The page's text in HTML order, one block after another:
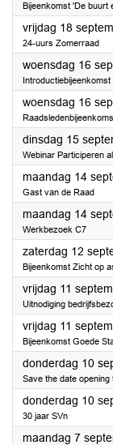
Bijeenkomst 'De buurt
vrijdag 18
24-uurs Zomerraad
woensdag 16
Introductiebijeenkomst
woensdag 16
dinsdag 15
Webinar Participeren
maandag 14
Gast van de Raad
maandag 14
Werkbezoek C7
zaterdag 12
Bijeenkomst Zicht op
vrijdag 11
Uitnodiging
vrijdag 11
Bijeenkomst Goede
donderdag 10
Save the date opening
donderdag 10
30 jaar SVn
maandag 7